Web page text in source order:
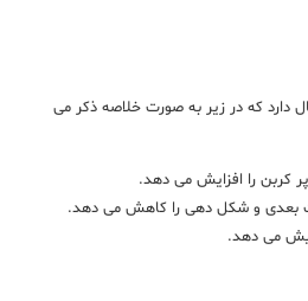
دارد که در زیر به صورت خلاصه ذکر می
کربن را افزایش می دهد.
بعدی و شکل دهی را کاهش می دهد.
می دهد.